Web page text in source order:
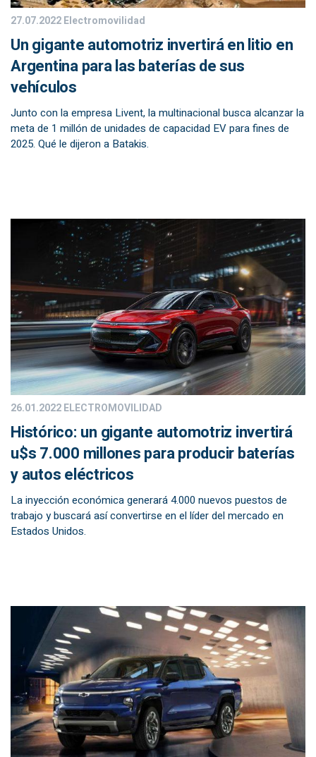
27.07.2022Electromovilidad
Un gigante automotriz invertirá en litio en
Argentina para las baterías de sus
vehículos
Junto con la empresa Livent, la multinacional busca alcanzar la
meta de 1 millón de unidades de capacidad EV para fines de
2025. Qué le dijeron a Batakis.
26.01.2022ELECTROMOVILIDAD
Histórico: un gigante automotriz invertirá
u$s 7.000 millones para producir baterías
y autos eléctricos
La inyección económica generará 4.000 nuevos puestos de
trabajo y buscará así convertirse en el líder del mercado en
Estados Unidos.